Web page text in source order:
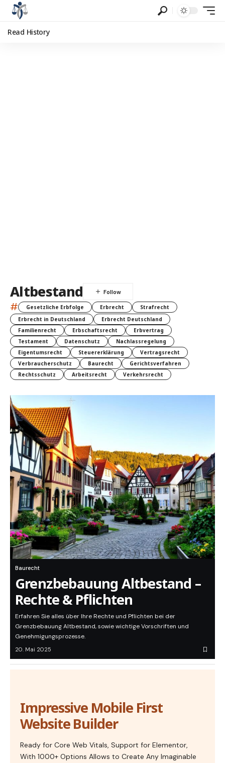
Read History
Altbestand
# Gesetzliche Erbfolge Erbrecht
Strafrecht
Erbrecht in Deutschland
Erbrecht Deutschland
Familienrecht
Erbschaftsrecht
Erbvertrag
Testament
Datenschutz
Nachlassregelung
Eigentumsrecht
Steuererklärung
Vertragsrecht
Verbraucherschutz
Baurecht
Gerichtsverfahren
Rechtsschutz
Arbeitsrecht Verkehrsrecht
Baurecht
Grenzbebauung Altbestand –
Rechte & Pflichten
Erfahren Sie alles über Ihre Rechte und Pflichten bei der
Grenzbebauung Altbestand, sowie wichtige Vorschriften und
Genehmigungsprozesse.
20. Mai 2025
Impressive Mobile First
Website Builder
Ready for Core Web Vitals, Support for Elementor,
With 1000+ Options Allows to Create Any Imaginable